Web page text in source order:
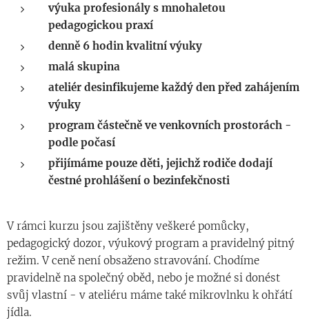
výuka profesionály s mnohaletou
pedagogickou praxí
denně 6 hodin kvalitní výuky
malá skupina
ateliér desinfikujeme každý den před zahájením
výuky
program částečně ve venkovních prostorách -
podle počasí
přijímáme pouze děti, jejichž rodiče dodají
čestné prohlášení o bezinfekčnosti
V rámci kurzu jsou zajištěny veškeré pomůcky,
pedagogický dozor, výukový program a pravidelný pitný
režim. V ceně není obsaženo stravování. Chodíme
pravidelně na společný oběd, nebo je možné si donést
svůj vlastní - v ateliéru máme také mikrovlnku k ohřátí
jídla.